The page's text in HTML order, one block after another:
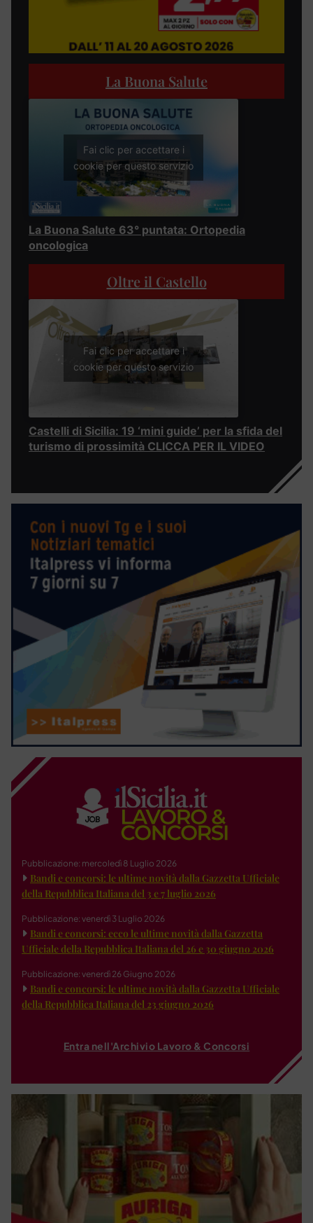
La Buona Salute
Fai clic per accettare i
cookie per questo servizio
La Buona Salute 63° puntata: Ortopedia
oncologica
Oltre il Castello
Fai clic per accettare i
cookie per questo servizio
Castelli di Sicilia: 19 ‘mini guide’ per la sfida del
turismo di prossimità CLICCA PER IL VIDEO
Pubblicazione: mercoledì 8 Luglio 2026
Bandi e concorsi: le ultime novità dalla Gazzetta Ufficiale
della Repubblica Italiana del 3 e 7 luglio 2026
Pubblicazione: venerdì 3 Luglio 2026
Bandi e concorsi: ecco le ultime novità dalla Gazzetta
Ufficiale della Repubblica Italiana del 26 e 30 giugno 2026
Pubblicazione: venerdì 26 Giugno 2026
Bandi e concorsi: le ultime novità dalla Gazzetta Ufficiale
della Repubblica Italiana del 23 giugno 2026
Entra nell'Archivio Lavoro & Concorsi